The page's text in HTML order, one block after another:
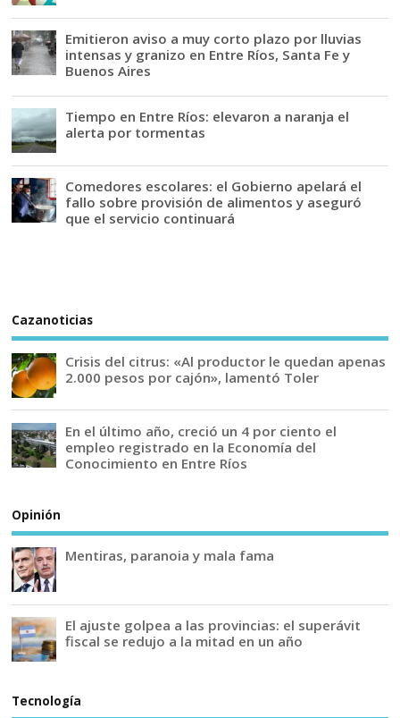
Emitieron aviso a muy corto plazo por lluvias
intensas y granizo en Entre Ríos, Santa Fe y
Buenos Aires
Tiempo en Entre Ríos: elevaron a naranja el
alerta por tormentas
Comedores escolares: el Gobierno apelará el
fallo sobre provisión de alimentos y aseguró
que el servicio continuará
Cazanoticias
Crisis del citrus: «Al productor le quedan apenas
2.000 pesos por cajón», lamentó Toler
En el último año, creció un 4 por ciento el
empleo registrado en la Economía del
Conocimiento en Entre Ríos
Opinión
Mentiras, paranoia y mala fama
El ajuste golpea a las provincias: el superávit
fiscal se redujo a la mitad en un año
Tecnología